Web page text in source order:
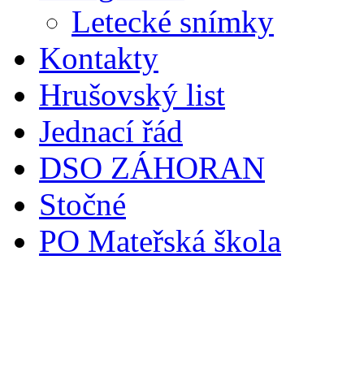
Letecké snímky
Kontakty
Hrušovský list
Jednací řád
DSO ZÁHORAN
Stočné
PO Mateřská škola